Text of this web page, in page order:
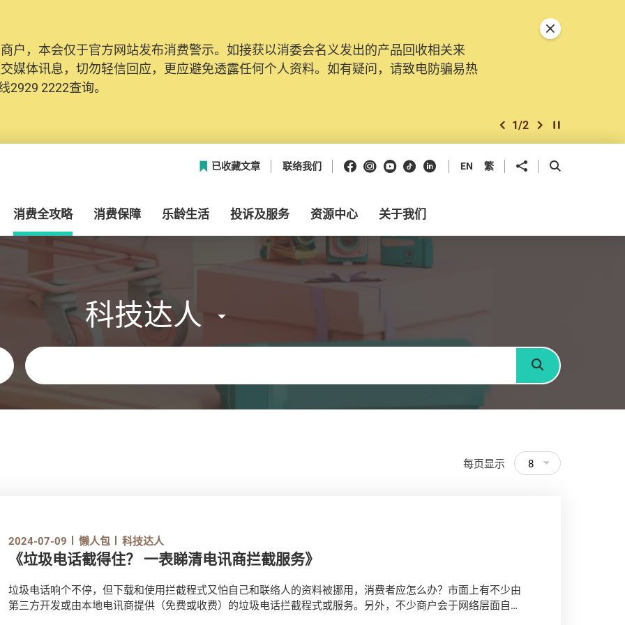
户，本会仅于官方网站发布消费警示。如接获以消委会名义发出的产品回收相关来
媒体讯息，切勿轻信回应，更应避免透露任何个人资料。如有疑问，请致电防骗易热
2929 2222查询。
上一个
1/2 下一个开始/暂停幻灯
关闭特別通告
已收藏文章 联络我们 Facebook
Instagram
Youtube
抖音领英 EN 繁 分享到 开启搜寻框
消费全攻略 消费保障 乐龄生活 投诉及服务 资源中心 关于我们
科技达人
关键字
搜寻
每页显示 8
2024-07-09 懒人包 科技达人
《垃圾电话截得住？ 一表睇清电讯商拦截服务》
垃圾电话响个不停，但下载和使用拦截程式又怕自己和联络人的资料被挪用，消费者应怎么办？市面上有不少由
第三方开发或由本地电讯商提供（免费或收费）的垃圾电话拦截程式或服务。另外，不少商户会于网络层面自动